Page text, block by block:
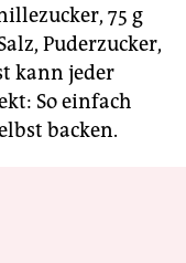
75 g
Puderzucker,
kann jeder
So einfach
backen.